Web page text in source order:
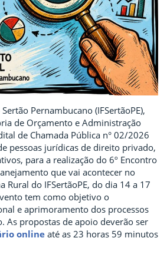
Pernambucano (IFSertãoPE),
de Orçamento e Administração
de Chamada Pública n° 02/2026
pessoas jurídicas de direito privado,
para a realização do 6º Encontro
que vai acontecer no
Rural do IFSertãoPE, do dia 14 a 17
tem como objetivo o
e aprimoramento dos processos
As propostas de apoio deverão ser
online até as 23 horas 59 minutos